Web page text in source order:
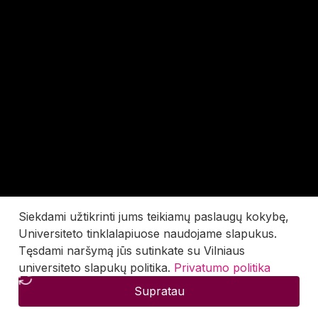
Siekdami užtikrinti jums teikiamų paslaugų kokybę,
Universiteto tinklalapiuose naudojame slapukus.
Tęsdami naršymą jūs sutinkate su Vilniaus
universiteto slapukų politika. Privatumo politika
Supratau